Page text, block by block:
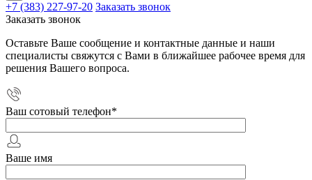
+7 (383) 227-97-20 Заказать звонок
Заказать звонок
Оставьте Ваше сообщение и контактные данные и наши
специалисты свяжутся с Вами в ближайшее рабочее время для
решения Вашего вопроса.
Ваш сотовый телефон*
Ваше имя